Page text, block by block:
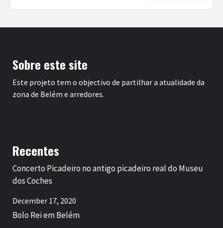
Sobre este site
Este projeto tem o objectivo de partilhar a atualidade da
zona de Belém e arredores.
Recentes
Concerto Picadeiro no antigo picadeiro real do Museu
dos Coches
December 17, 2020
Bolo Rei em Belém